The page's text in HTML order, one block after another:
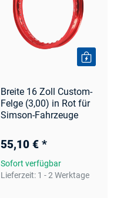
Breite 16 Zoll Custom-
Felge (3,00) in Rot für
Simson-Fahrzeuge
55,10 € *
Sofort verfügbar
Lieferzeit: 1 - 2 Werktage